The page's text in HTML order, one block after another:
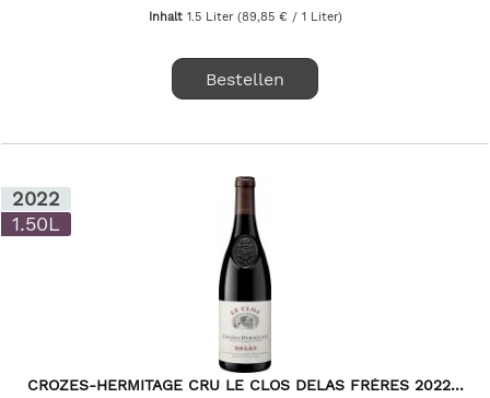
Inhalt 1.5 Liter (89,85 € / 1 Liter)
Bestellen
2022
1.50L
CROZES-HERMITAGE CRU LE CLOS DELAS FRÈRES 2022...